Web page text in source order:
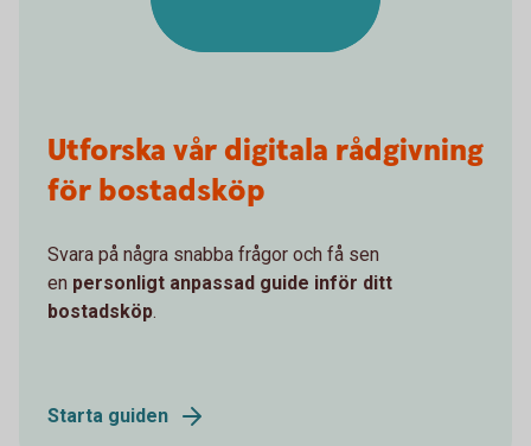
Utforska vår digitala rådgivning
för bostadsköp
Svara på några snabba frågor och få sen
en personligt anpassad guide inför ditt
bostadsköp.
Starta guiden